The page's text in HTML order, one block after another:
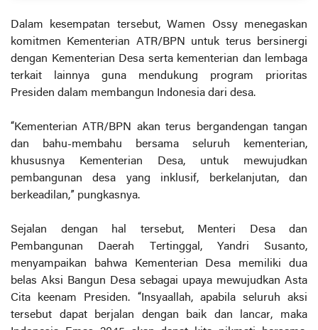
Dalam kesempatan tersebut, Wamen Ossy menegaskan
komitmen Kementerian ATR/BPN untuk terus bersinergi
dengan Kementerian Desa serta kementerian dan lembaga
terkait lainnya guna mendukung program prioritas
Presiden dalam membangun Indonesia dari desa.
“Kementerian ATR/BPN akan terus bergandengan tangan
dan bahu-membahu bersama seluruh kementerian,
khususnya Kementerian Desa, untuk mewujudkan
pembangunan desa yang inklusif, berkelanjutan, dan
berkeadilan,” pungkasnya.
Sejalan dengan hal tersebut, Menteri Desa dan
Pembangunan Daerah Tertinggal, Yandri Susanto,
menyampaikan bahwa Kementerian Desa memiliki dua
belas Aksi Bangun Desa sebagai upaya mewujudkan Asta
Cita keenam Presiden. “Insyaallah, apabila seluruh aksi
tersebut dapat berjalan dengan baik dan lancar, maka